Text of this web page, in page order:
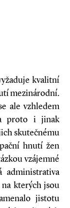
kvalitní
mezinárodní.
ale vzhledem
proto i jinak
skutečnému
hnutí žen
vzájemné
administrativa
kterých jsou
jistotu